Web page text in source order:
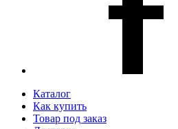
Каталог
Как купить
Товар под заказ